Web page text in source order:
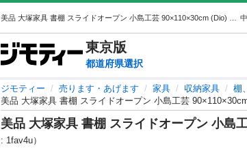
東京版
都道府県選択
ジモティー 売ります・あげます 家具 収納家具 棚
美品 大塚家具 書棚 スライドオープン 小島工芸
美品 大塚家具 書棚 スライドオープン 小島
: 1fav4u）